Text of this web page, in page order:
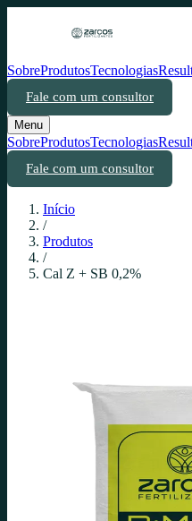
SobreProdutosTecnologias
Fale com um consultor
Menu
SobreProdutosTecnologias
Fale com um consultor
Início
/
Produtos
/
Cal Z + SB 0,2%